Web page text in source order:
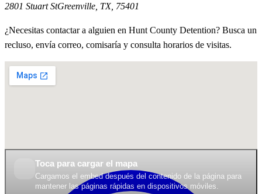
2801 Stuart StGreenville, TX, 75401
¿Necesitas contactar a alguien en Hunt County Detention? Busca un
recluso, envía correo, comisaría y consulta horarios de visitas.
Toca para cargar el mapa
Cargamos el embed después del contenido de la página para
mantener las páginas rápidas en dispositivos móviles.